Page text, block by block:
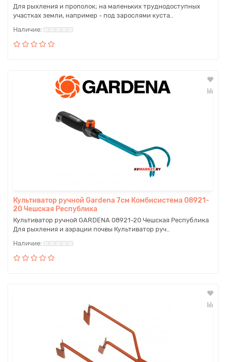
Для рыхления и прополок; на маленьких труднодоступных
участках земли, например - под зарослями куста..
Культиватор ручной Gardena 7см Комбисистема 08921-
20 Чешская Республика
Культиватор ручной GARDENA 08921-20 Чешская Республика
Для рыхления и аэрации почвы Культиватор руч..